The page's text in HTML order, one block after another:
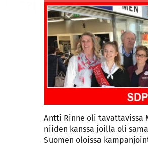
Antti Rinne oli tavattavissa
niiden kanssa joilla oli
Suomen oloissa